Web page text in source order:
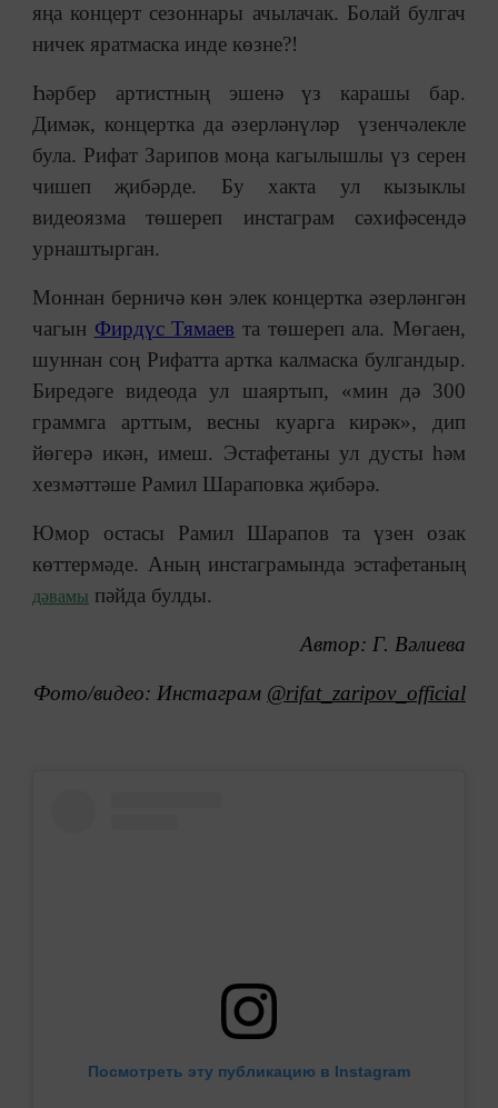
яңа концерт сезоннары ачылачак. Болай булгач
ничек яратмаска инде көзне?!
Һәрбер артистның эшенә үз карашы бар.
Димәк, концертка да әзерләнүләр үзенчәлекле
була. Рифат Зарипов моңа кагылышлы үз серен
чишеп җибәрде. Бу хакта ул кызыклы
видеоязма төшереп инстаграм сәхифәсендә
урнаштырган.
Моннан берничә көн элек концертка әзерләнгән
чагын Фирдүс Тямаев та төшереп ала. Мөгаен,
шуннан соң Рифатта артка калмаска булгандыр.
Биредәге видеода ул шаяртып, «мин дә 300
граммга арттым, весны куарга кирәк», дип
йөгерә икән, имеш. Эстафетаны ул дусты һәм
хезмәттәше Рамил Шараповка җибәрә.
Юмор остасы Рамил Шарапов та үзен озак
көттермәде. Аның инстаграмында эстафетаның
дәвамы пәйда булды.
Автор: Г. Вәлиева
Фото/видео: Инстаграм @rifat_zaripov_official
Посмотреть эту публикацию в Instagram